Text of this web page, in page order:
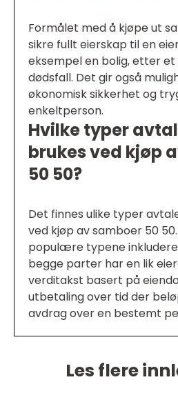
Formålet med å kjøpe ut
sikre fullt eierskap til en
eksempel en bolig, etter
dødsfall. Det gir også
økonomisk sikkerhet og
enkeltperson.
Hvilke typer
brukes ved kjøp
50 50?
Det finnes ulike typer
ved kjøp av samboer 50
populære typene
begge parter har en lik
verditakst basert på
utbetaling over tid der
avdrag over en bestemt
Les flere